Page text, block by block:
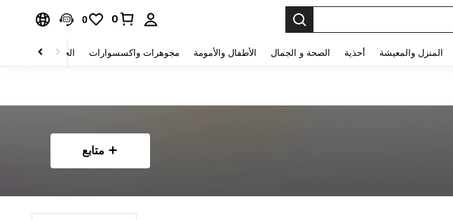
0
0
المنزل والمعيشة أحذية الصحة و الجمال الأطفال والأمومة مجوهرات واكسسوارات الحقائب والأمتعة
متابع